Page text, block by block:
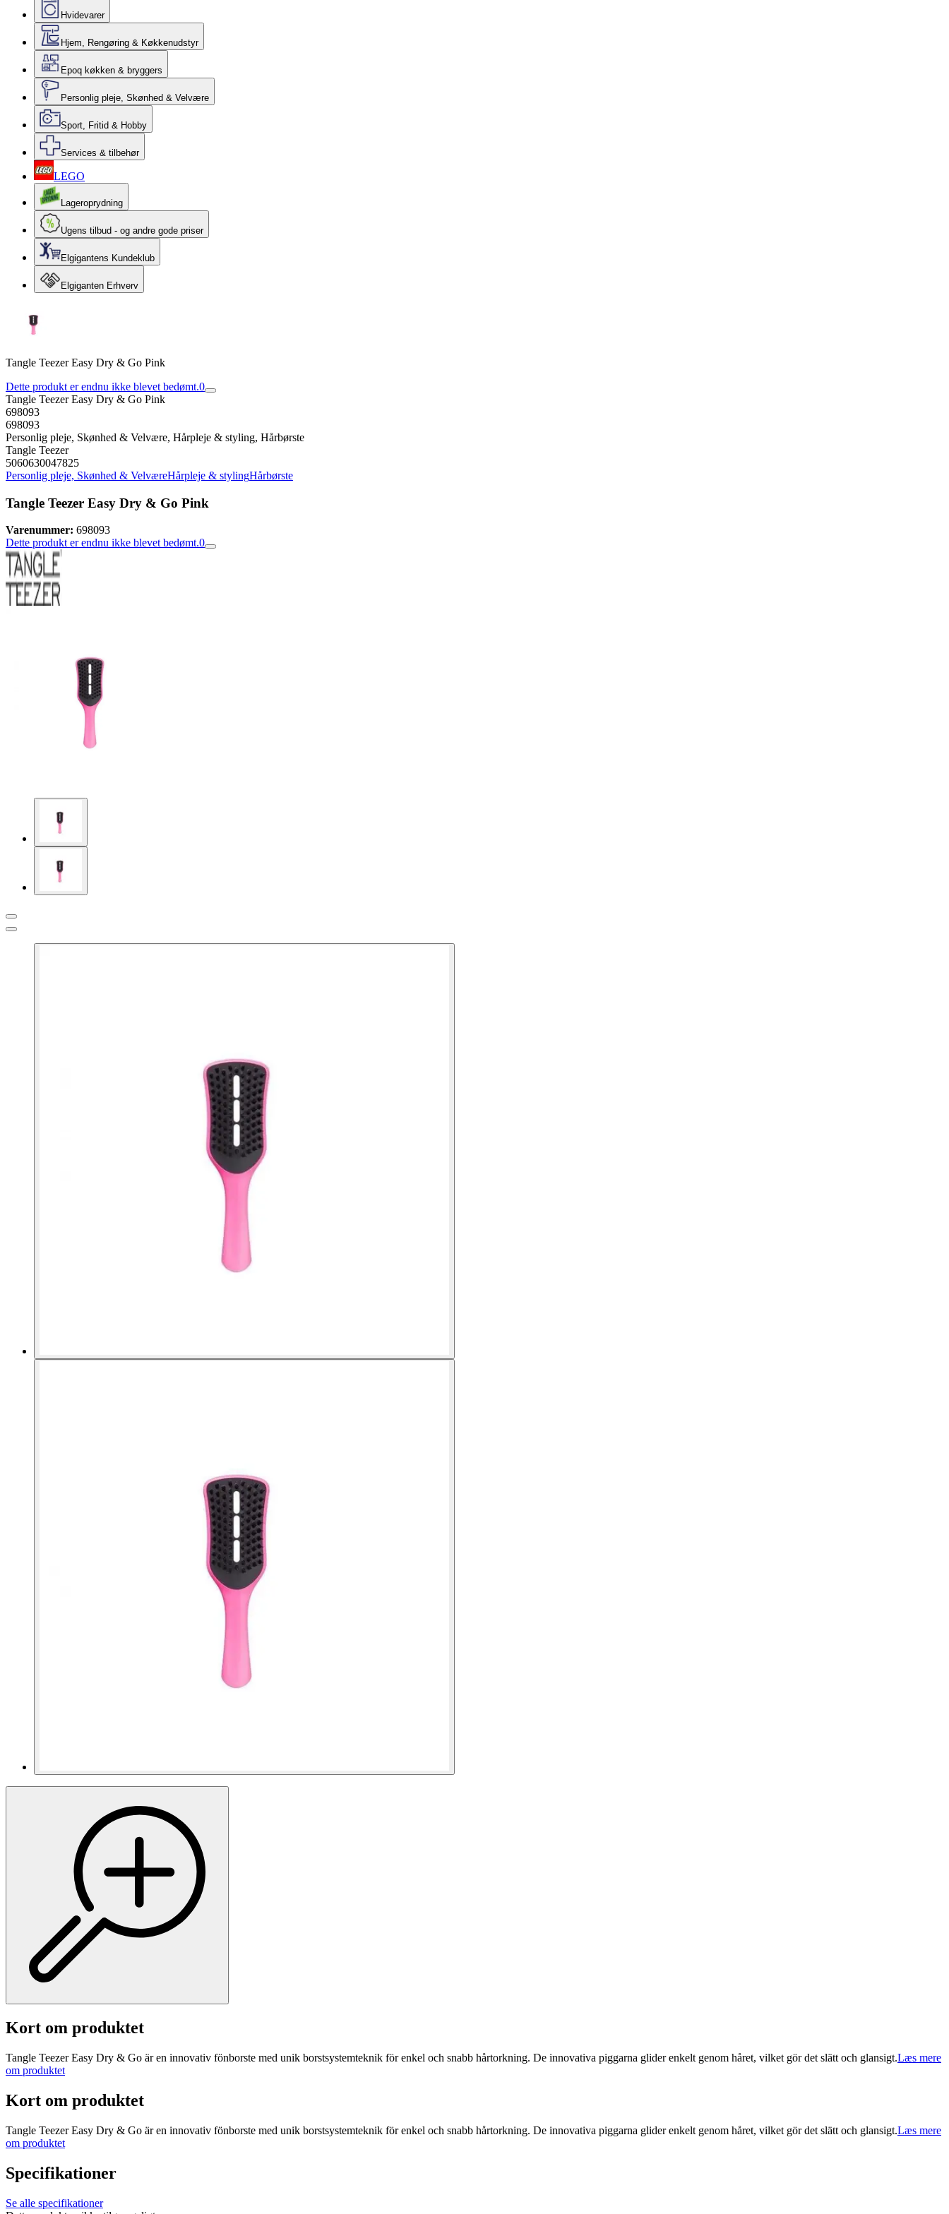
Hvidevarer
Hjem, Rengøring & Køkkenudstyr
Epoq køkken & bryggers
Personlig pleje, Skønhed & Velvære
Sport, Fritid & Hobby
Services & tilbehør
LEGO
Lageroprydning
Ugens tilbud - og andre gode priser
Elgigantens Kundeklub
Elgiganten Erhverv
Tangle Teezer Easy Dry & Go Pink
Dette produkt er endnu ikke blevet bedømt.0
Tangle Teezer Easy Dry & Go Pink
698093
698093
Personlig pleje, Skønhed & Velvære, Hårpleje & styling, Hårbørste
Tangle Teezer
5060630047825
Personlig pleje, Skønhed & VelværeHårpleje & stylingHårbørste
Tangle Teezer Easy Dry & Go Pink
Varenummer: 698093
Dette produkt er endnu ikke blevet bedømt.0
Kort om produktet
Tangle Teezer Easy Dry & Go är en innovativ fönborste med unik borstsystemteknik för enkel och snabb hårtorkning. De innovativa piggarna glider enkelt genom håret, vilket gör det slätt och glansigt.Læs mere
om produktet
Kort om produktet
Tangle Teezer Easy Dry & Go är en innovativ fönborste med unik borstsystemteknik för enkel och snabb hårtorkning. De innovativa piggarna glider enkelt genom håret, vilket gör det slätt och glansigt.Læs mere
om produktet
Specifikationer
Se alle specifikationer